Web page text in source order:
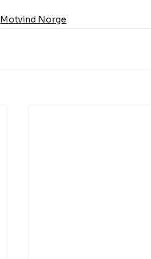
Motvind Norge